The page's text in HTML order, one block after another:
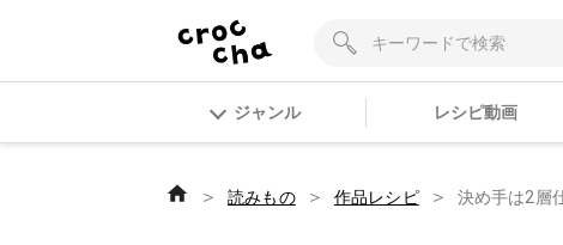
ジャンル レシピ動画
＞ 読みもの ＞ 作品レシピ ＞ 決め手は2層